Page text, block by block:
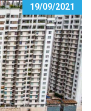
19/09/2021